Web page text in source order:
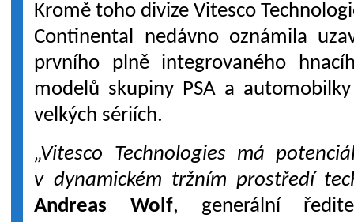
Kromě toho divize Vitesco
Continental nedávno oznámila
prvního plně integrovaného
modelů skupiny PSA a
velkých sériích.
„Vitesco Technologies má
v dynamickém tržním prostředí
Andreas Wolf, generální